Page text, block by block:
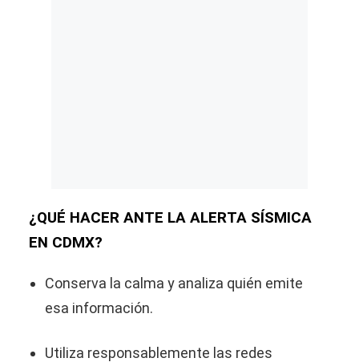
¿QUÉ HACER ANTE LA ALERTA SÍSMICA
EN CDMX?
Conserva la calma y analiza quién emite
esa información.
Utiliza responsablemente las redes